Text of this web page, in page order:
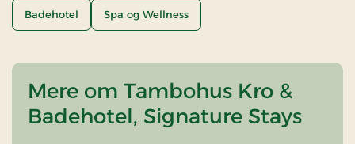
Badehotel Spa og Wellness
Mere om Tambohus Kro &
Badehotel, Signature Stays